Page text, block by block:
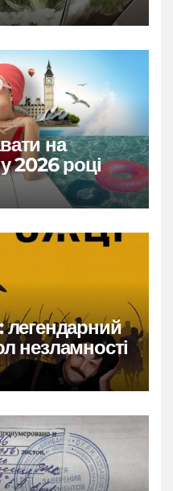
на
2026 році
легендарний
незламності